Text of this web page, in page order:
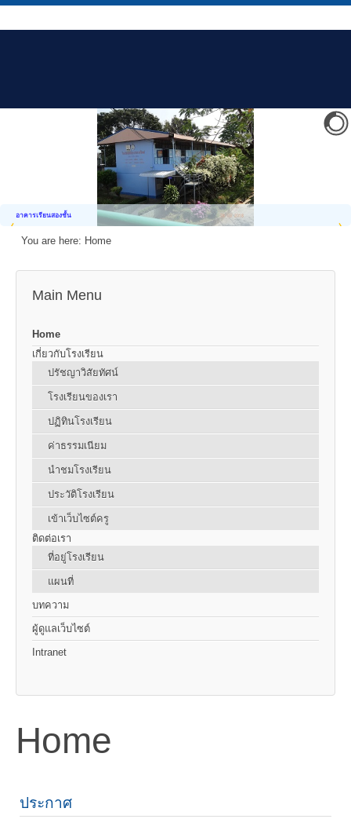
อาคารเรียนสองชั้น
You are here: Home
Main Menu
Home
เกี่ยวกับโรงเรียน
ปรัชญาวิสัยทัศน์
โรงเรียนของเรา
ปฏิทินโรงเรียน
ค่าธรรมเนียม
นำชมโรงเรียน
ประวัติโรงเรียน
เข้าเว็บไซต์ครู
ติดต่อเรา
ที่อยู่โรงเรียน
แผนที่
บทความ
ผู้ดูแลเว็บไซต์
Intranet
Home
ประกาศ